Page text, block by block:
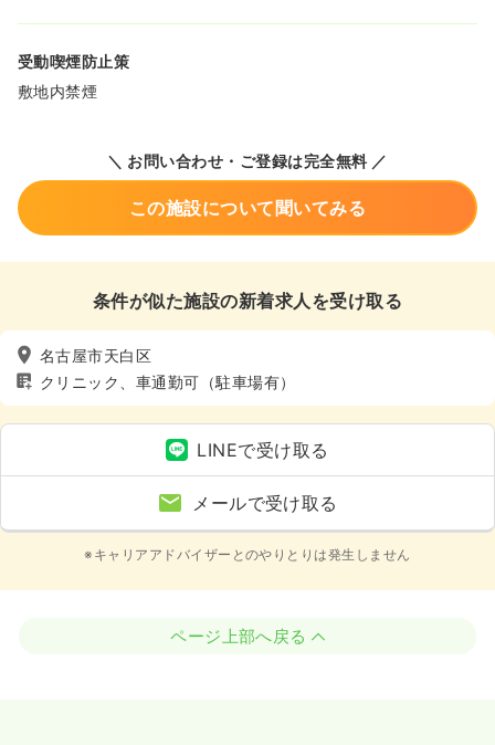
受動喫煙防止策
敷地内禁煙
＼ お問い合わせ・ご登録は完全無料 ／
この施設について聞いてみる
条件が似た施設の新着求人を受け取る
名古屋市天白区
クリニック、車通勤可（駐車場有）
LINEで受け取る
メールで受け取る
※キャリアアドバイザーとのやりとりは発生しません
ページ上部へ戻る